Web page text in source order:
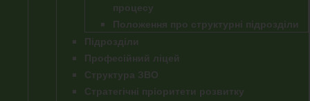
процесу
Положення про структурні підрозділи
Підрозділи
Професійний ліцей
Структура ЗВО
Стратегічні пріоритети розвитку